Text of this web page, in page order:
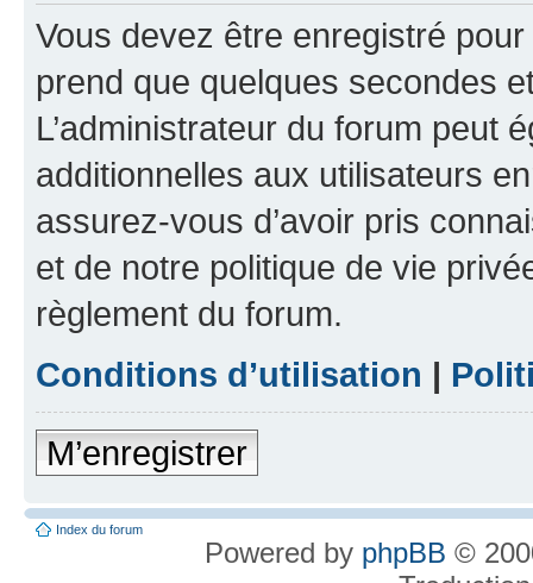
Vous devez être enregistré
prend que quelques secondes
L’administrateur du forum peut
additionnelles aux utilisateurs
assurez-vous d’avoir pris
et de notre politique de vie
règlement du forum.
Conditions d’utilisation |
M’enregistrer
Index du forum
Powered by phpBB ©